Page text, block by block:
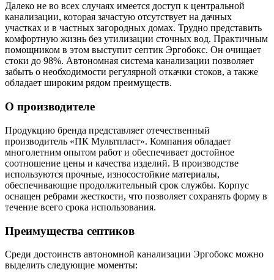
Далеко не во всех случаях имеется доступ к центральной
канализации, которая зачастую отсутствует на дачных
участках и в частных загородных домах. Трудно представить
комфортную жизнь без утилизации сточных вод. Практичным
помощником в этом выступит септик Эргобокс. Он очищает
стоки до 98%. Автономная система канализации позволяет
забыть о необходимости регулярной откачки стоков, а также
обладает широким рядом преимуществ.
О производителе
Продукцию бренда представляет отечественный
производитель «ПК Мультпласт». Компания обладает
многолетним опытом работ и обеспечивает достойное
соотношение цены и качества изделий. В производстве
используются прочные, износостойкие материалы,
обеспечивающие продолжительный срок службы. Корпус
оснащен ребрами жесткости, что позволяет сохранять форму в
течение всего срока использования.
Преимущества септиков
Среди достоинств автономной канализации Эргобокс можно
выделить следующие моменты: